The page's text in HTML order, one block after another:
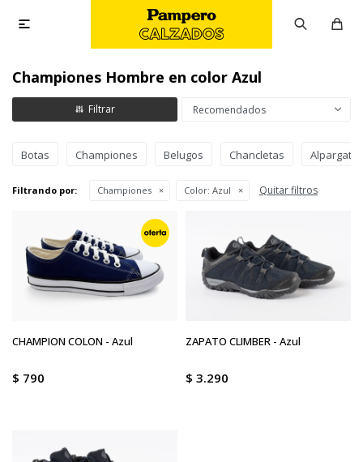

Championes Hombre en color Azul
Recomendados
Botas Championes Belugos Chancletas Alpargatas
Filtrando por: Championes Color: Azul Quitar filtros
CHAMPION COLON - Azul
$ 790
ZAPATO CLIMBER - Azul
$ 3.290